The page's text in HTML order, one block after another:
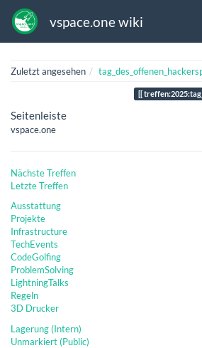
vspace.one wiki
Zuletzt angesehen
Seitenleiste
vspace.one
Nächste Treffen
Letzte Treffen
Ausstattung
Projekte
Infrastructure
TechEvents
CodeGolfing
ProblemSolving
LightningTalks
Regeln
3D Drucker
Lagerung (Intern)
Unmarkiert (Public)